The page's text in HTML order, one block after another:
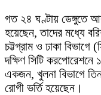
গত ২৪ ঘণ্টায় ডেঙ্গুতে
হয়েছেন, তাদের মধ্যে
চট্টগ্রাম ও ঢাকা
দক্ষিণ সিটি
একজন, খুলনা বিভাগে
রোগী ভর্তি হয়েছেন।